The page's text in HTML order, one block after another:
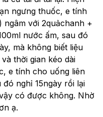
ngưng thuốc, e tính
ngâm với 2quảchanh +
nước ấm, sau đó
mà không biết liệu
thời gian kéo dài
e tính cho uống liên
nghỉ 15ngày rồi lại
có được không. Nhờ
ạ.